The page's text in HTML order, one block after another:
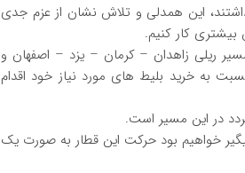
اين همدلي و تلاش نشان از عزم جدي
كار كنيم.
ريلي زاهدان – كرمان – يزد – اصفهان و
به خريد بليط هاي مورد نياز خود اقدام
در اين مسير است.
خواهيم بود حركت اين قطار به صورت يك